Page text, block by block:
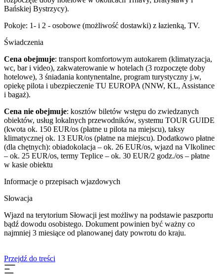
Bańskiej Bystrzycy).
Pokoje: 1- i 2 - osobowe (możliwość dostawki) z łazienką, TV.
Świadczenia
Cena obejmuje: transport komfortowym autokarem (klimatyzacja,
wc, bar i video), zakwaterowanie w hotelach (3 rozpoczęte doby
hotelowe), 3 śniadania kontynentalne, program turystyczny j.w,
opiekę pilota i ubezpieczenie TU EUROPA (NNW, KL, Assistance
i bagaż).
Cena nie obejmuje: kosztów biletów wstępu do zwiedzanych
obiektów, usług lokalnych przewodników, systemu TOUR GUIDE
(kwota ok. 150 EUR/os (płatne u pilota na miejscu), taksy
klimatycznej ok. 13 EUR/os (płatne na miejscu). Dodatkowo płatne
(dla chętnych): obiadokolacja – ok. 26 EUR/os, wjazd na Vlkolinec
– ok. 25 EUR/os, termy Teplice – ok. 30 EUR/2 godz./os – płatne
w kasie obiektu
Informacje o przepisach wjazdowych
Słowacja
Wjazd na terytorium Słowacji jest możliwy na podstawie paszportu
bądź dowodu osobistego. Dokument powinien być ważny co
najmniej 3 miesiące od planowanej daty powrotu do kraju.
Przejdź do treści